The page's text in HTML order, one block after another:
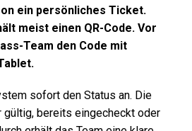
ein persönliches Ticket.
meist einen QR-Code. Vor
Team den Code mit
sofort den Status an. Die
bereits eingecheckt oder